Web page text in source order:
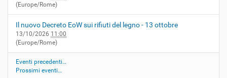
(Europe/Rome)
Il nuovo Decreto EoW sui rifiuti del legno - 13 ottobre
13/10/2026 11:00
(Europe/Rome)
Eventi precedenti…
Prossimi eventi…